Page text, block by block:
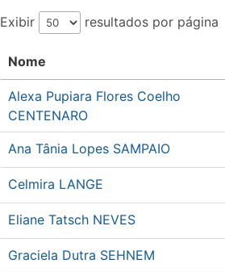
Exibir resultados por página
Nome
Alexa Pupiara Flores Coelho
CENTENARO
Ana Tânia Lopes SAMPAIO
Celmira LANGE
Eliane Tatsch NEVES
Graciela Dutra SEHNEM